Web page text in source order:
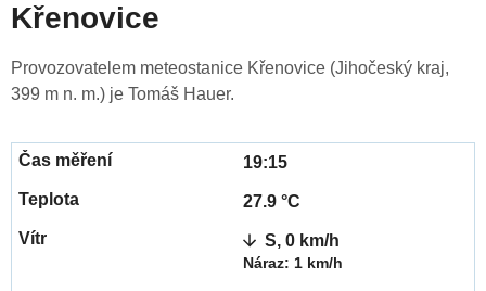
Křenovice
Provozovatelem meteostanice Křenovice (Jihočeský kraj,
399 m n. m.) je Tomáš Hauer.
19:15
27.9 °C
S, 0 km/h
Náraz: 1 km/h